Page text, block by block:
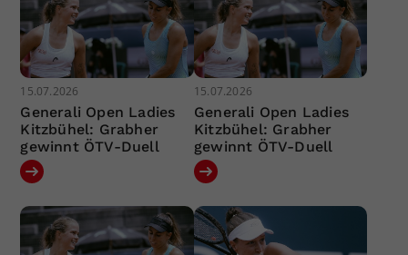
15.07.2026
Generali Open Ladies
Kitzbühel: Grabher
gewinnt ÖTV-Duell
15.07.2026
Generali Open Ladies
Kitzbühel: Grabher
gewinnt ÖTV-Duell